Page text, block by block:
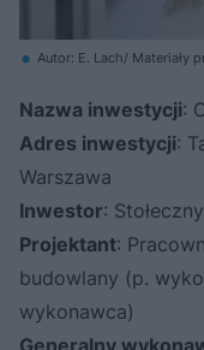
Autor: E. Lach/ Materiały
Nazwa inwestycji:
Adres inwestycji:
Warszawa
Inwestor:
Projektant:
budowlany (p.
wykonawca)
Generalny